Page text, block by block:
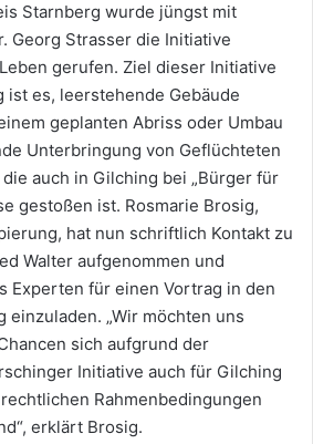
Starnberg wurde jüngst mit
Georg Strasser die Initiative
gerufen. Ziel dieser Initiative
ist es, leerstehende Gebäude
geplanten Abriss oder Umbau
Unterbringung von Geflüchteten
auch in Gilching bei „Bürger für
gestoßen ist. Rosmarie Brosig,
hat nun schriftlich Kontakt zu
Walter aufgenommen und
Experten für einen Vortrag in den
einzuladen. „Wir möchten uns
sich aufgrund der
Initiative auch für Gilching
Rahmenbedingungen
erklärt Brosig.